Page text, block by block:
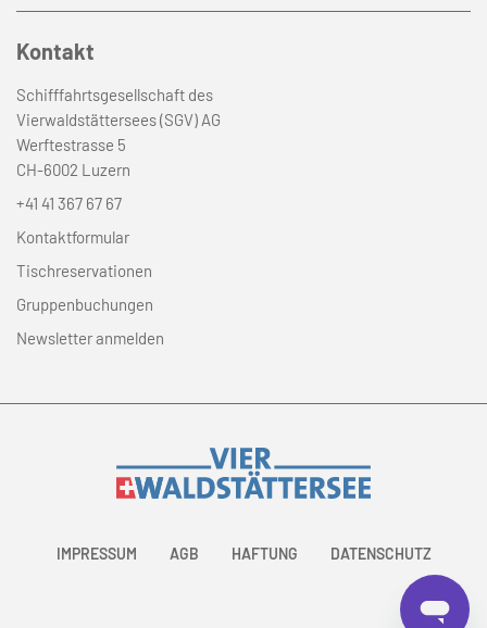
Kontakt
Schifffahrtsgesellschaft des
Vierwaldstättersees (SGV) AG
Werftestrasse 5
CH-6002 Luzern
+41 41 367 67 67
Kontaktformular
Tischreservationen
Gruppenbuchungen
Newsletter anmelden
IMPRESSUM AGB HAFTUNG DATENSCHUTZ